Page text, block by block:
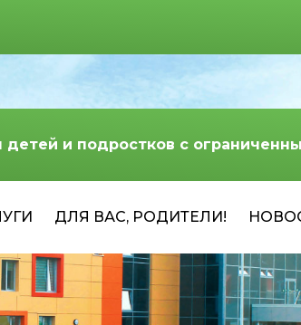
и подростков с
ДЛЯ ВАС, РОДИТЕЛИ!